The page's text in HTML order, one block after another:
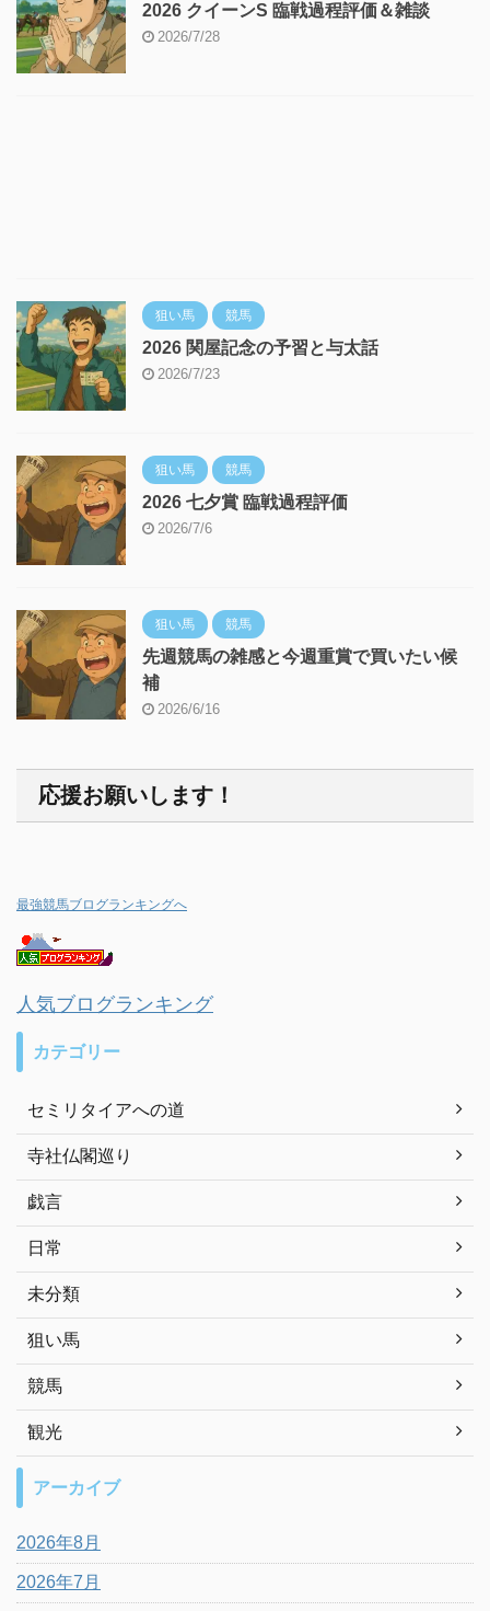
2026 クイーンS 臨戦過程評価＆雑談
2026/7/28
狙い馬 競馬
2026 関屋記念の予習と与太話
2026/7/23
狙い馬 競馬
2026 七夕賞 臨戦過程評価
2026/7/6
狙い馬 競馬
先週競馬の雑感と今週重賞で買いたい候
補
2026/6/16
応援お願いします！
最強競馬ブログランキングへ
人気ブログランキング
カテゴリー
セミリタイアへの道
寺社仏閣巡り
戯言
日常
未分類
狙い馬
競馬
観光
アーカイブ
2026年8月
2026年7月